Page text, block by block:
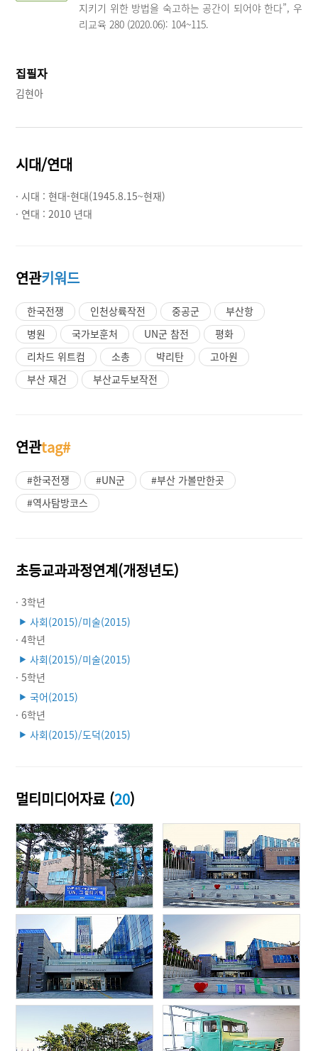
지키기 위한 방법을 숙고하는 공간이 되어야 한다”, 우
리교육 280 (2020.06): 104~115.
집필자
김현아
시대/연대
· 시대 :현대-현대(1945.8.15~현재)
· 연대 :2010 년대
연관키워드
한국전쟁 인천상륙작전 중공군
부산항
병원
국가보훈처 UN군 참전
평화
리차드 위트컴
소총 뱍리탄
고아원
부산 재건
부산교두보작전
연관tag#
#한국전쟁 #UN군
#부산 가볼만한곳
#역사탐방코스
초등교과과정연계(개정년도)
· 3학년
▶ 사회(2015)/미술(2015)
· 4학년
▶ 사회(2015)/미술(2015)
· 5학년
▶ 국어(2015)
· 6학년
▶ 사회(2015)/도덕(2015)
멀티미디어자료 (20)